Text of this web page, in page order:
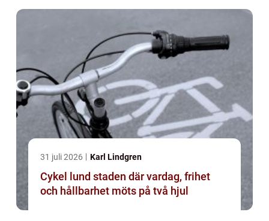
31 juli 2026 Karl Lindgren
Cykel lund staden där vardag, frihet
och hållbarhet möts på två hjul